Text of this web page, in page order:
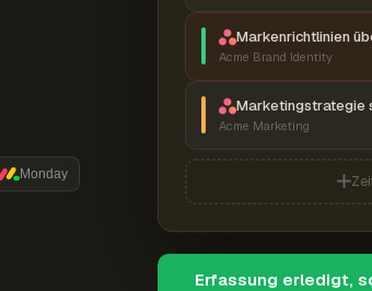
Monday
Markenrichtlinien
Acme Brand Identity
Marketingstrategie
Acme Marketing
Erfassung erledigt,